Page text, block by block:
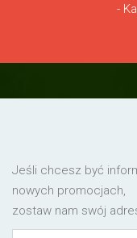
-
Jeśli chcesz być
nowych promocjach,
zostaw nam swój